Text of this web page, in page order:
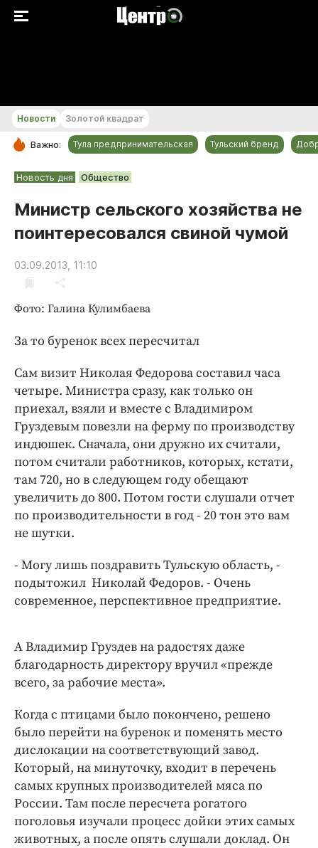
РУБРИКИ
Культура
Происшествия
Спорт
Тула предпринимательская
Голодный шпион
Новости Золотой квадрат
Важно: Тула предпринимательская Тульский бренд
Новость дня Общество
Министр сельского хозяйства не
поинтересовался свиной чумой
03.09.2013, 11:10
Фото: Галина Кулимбаева
За то буренок всех пересчитал
Сам визит Николая Федорова составил часа
четыре. Министра сразу, как только он
приехал, взяли и вместе с Владимиром
Груздевым повезли на ферму по производству
индюшек. Сначала, они дружно их считали,
потом считали работников, которых, кстати,
там 720, но в следующем году обещают
увеличить до 800. Потом гости слушали отчет
по производительности в год - 20 тон это вам
не шутки.
- Могу лишь поздравить Тульскую область, -
подытожил Николай Федоров. - Очень
современное, перспективное предприятие.
А Владимир Груздев на радостях даже
благодарность директору вручил «прежде
всего, за рабочие места».
Когда с птицами было покончено, решено
было перейти на буренок и поменять место
дислокации на соответствующий завод.
Который, на минуточку, входит в перечень
самых крупных производителей мяса по
России. Там после пересчета рогатого
поголовья изучали процесс дойки этих самых
животных, а после опять слушали доклад. Он